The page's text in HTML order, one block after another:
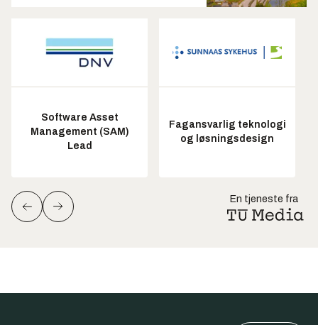
Software Asset
Management (SAM)
Lead
Fagansvarlig teknologi
og løsningsdesign
En tjeneste fra